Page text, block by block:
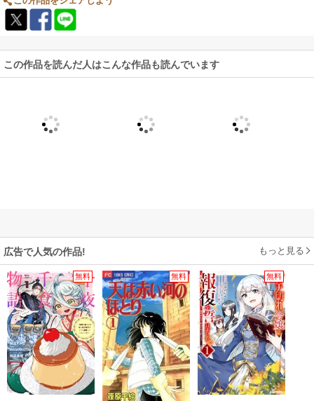
この作品を読んだ人はこんな作品も読んでいます
広告で人気の作品! もっと見る
無料 無料 無料